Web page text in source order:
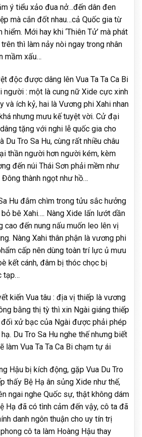
ý tiểu xảo đua nở…đến dân đen
mà cắn đốt nhau…cả Quốc gia từ
Mới hay khi ‘Thiên Tử’ mà phát
thì làm nảy nòi ngay trong nhân
mầm xấu…
độc được dâng lên Vua Ta Ta Ca Bi
người : một là cung nữ Xide cực xinh
và ích kỷ, hai là Vương phi Xahi nhan
nhưng mưu kế tuyệt vời. Cử đại
tặng với nghi lễ quốc gia cho
Du Tro Sa Hu, cùng rất nhiều châu
thần người hơn người kém, kèm
đến núi Thái Sơn phải mềm như
thành ngọt như hồ…
Hu đắm chìm trong tửu sắc hưởng
bê Xahi…. Nàng Xide lấn lướt dần
cao đến nung nấu muốn leo lên vị
Nàng Xahi thân phận là vương phi
cấp nên dùng toàn trí lực ủ mưu
kết cánh, đâm bị thóc chọc bị
tạp…
kiến Vua tâu : địa vị thiếp là vương
bằng thị tỳ thì xin Ngài giáng thiếp
xử bạc của Ngài được phải phép
Du Tro Sa Hu nghe thế nhưng biết
làm Vua Ta Ta Ca Bi chạm tự ái
Hậu bị kích động, gặp Vua Du Tro
thấy Bệ Hạ ân sủng Xide như thế,
ngai nghe Quốc sự, thật không dám
Hạ đã có tình cảm đến vậy, cô ta đã
danh ngôn thuận cho uy tín trị
cô ta làm Hoàng Hậu thay